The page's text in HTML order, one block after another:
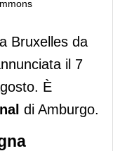
in
Bruxelles da
il 7
È
di Amburgo.